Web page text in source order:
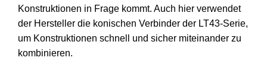
Konstruktionen in Frage kommt. Auch hier verwendet
der Hersteller die konischen Verbinder der LT43-Serie,
um Konstruktionen schnell und sicher miteinander zu
kombinieren.